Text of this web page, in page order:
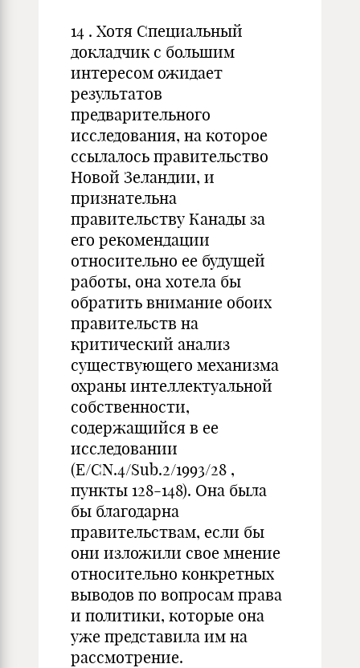
14 . Хотя Специальный
докладчик с большим
интересом ожидает
результатов
предварительного
исследования, на которое
ссылалось правительство
Новой Зеландии, и
признательна
правительству Канады за
его рекомендации
относительно ее будущей
работы, она хотела бы
обратить внимание обоих
правительств на
критический анализ
существующего механизма
охраны интеллектуальной
собственности,
содержащийся в ее
исследовании
(E/CN.4/Sub.2/1993/28 ,
пункты 128-148). Она была
бы благодарна
правительствам, если бы
они изложили свое мнение
относительно конкретных
выводов по вопросам права
и политики, которые она
уже представила им на
рассмотрение.